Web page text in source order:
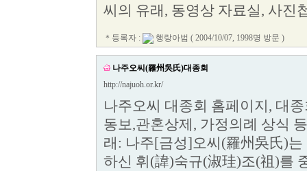
씨의 유래, 동영상 자료실, 사진
＊등록자 : 행랑아범 ( 2004/10/07, 1998명 방문 )
나주오씨(羅州吳氏)대종회
http://najuoh.or.kr/
나주오씨 대종회 홈페이지, 대
동보,관혼상제, 가정의례 상식
래: 나주[금성]오씨(羅州吳氏)
하신 휘(諱)숙규(淑珪)조(祖)를